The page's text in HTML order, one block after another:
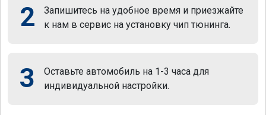
2
Запишитесь на удобное время и приезжайте
к нам в сервис на установку чип тюнинга.
3
Оставьте автомобиль на 1-3 часа для
индивидуальной настройки.